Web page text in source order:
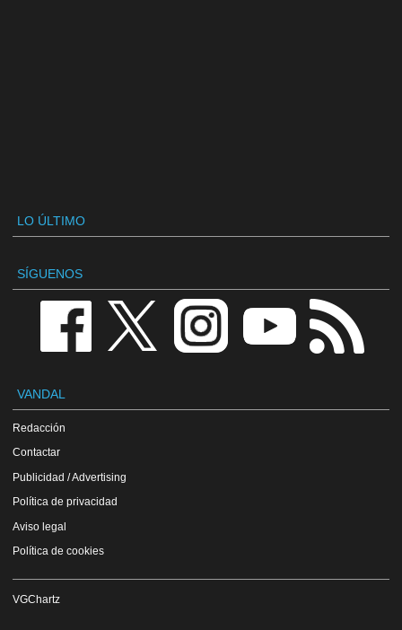
LO ÚLTIMO
SÍGUENOS
VANDAL
Redacción
Contactar
Publicidad / Advertising
Política de privacidad
Aviso legal
Política de cookies
VGChartz